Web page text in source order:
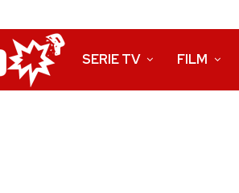
SERIE TV FILM